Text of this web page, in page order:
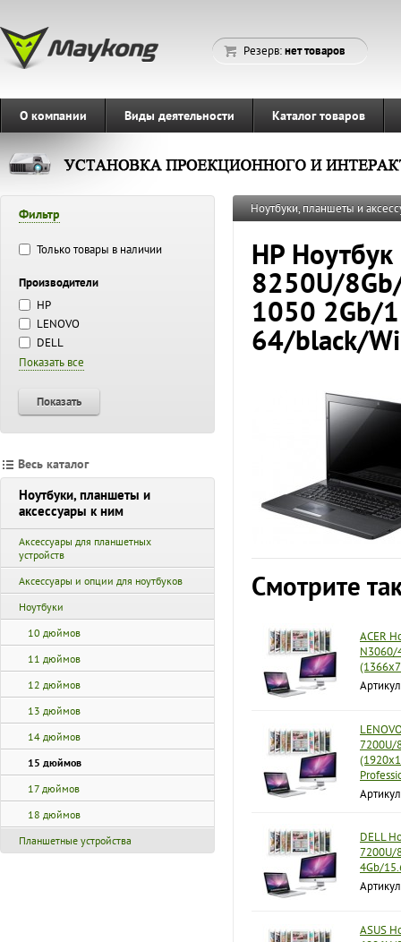
Резерв:нет товаров
О компании Виды деятельности Каталог товаров
Фильтр
Только товары в наличии
Производители
HP
LENOVO
DELL
Показать все
Показать
Весь каталог
Ноутбуки, планшеты и
аксессуары к ним
Аксессуары для планшетных
устройств
Аксессуары и опции для ноутбуков
Ноутбуки
10 дюймов
11 дюймов
12 дюймов
13 дюймов
14 дюймов
15 дюймов
17 дюймов
18 дюймов
Планшетные устройства
Ноутбуки, планшеты и
HP
8250U/
1050 2Gb/
64/black/
Смотрите
ACER
N3060/
7200U/
DELL
7200U/
4Gb/
ASUS